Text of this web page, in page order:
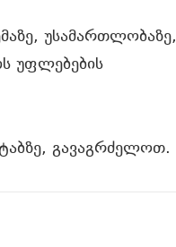
უსამართლობაზე,
უფლებების
გავაგრძელოთ.